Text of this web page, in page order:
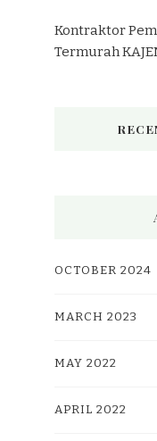
Kontraktor
Termurah
OCTOBER 2024
MARCH 2023
MAY 2022
APRIL 2022